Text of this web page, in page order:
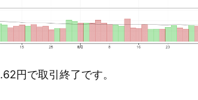
円で取引終了です。